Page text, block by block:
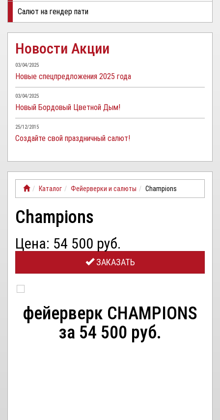
Салют на гендер пати
Новости Акции
03/04/2025
Новые спецпредложения 2025 года
03/04/2025
Новый Бордовый Цветной Дым!
25/12/2015
Создайте свой праздничный салют!
Каталог Фейерверки и салюты Сhampions
Сhampions
Цена: 54 500 руб.
ЗАКАЗАТЬ
фейерверк CHAMPIONS
за 54 500 руб.